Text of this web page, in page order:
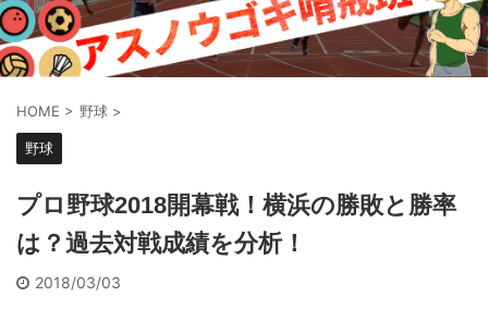
HOME > 野球 >
野球
プロ野球2018開幕戦！横浜の勝敗と勝率
は？過去対戦成績を分析！
2018/03/03